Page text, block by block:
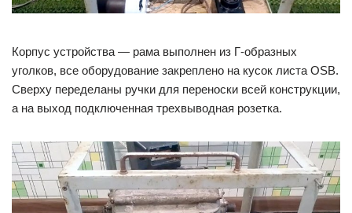
Корпус устройства — рама выполнен из Г-образных
уголков, все оборудование закреплено на кусок листа OSB.
Сверху переделаны ручки для переноски всей конструкции,
а на выход подключенная трехвыводная розетка.